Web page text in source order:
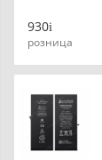
930
розница